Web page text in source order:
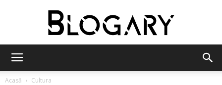
Acasă Cultura